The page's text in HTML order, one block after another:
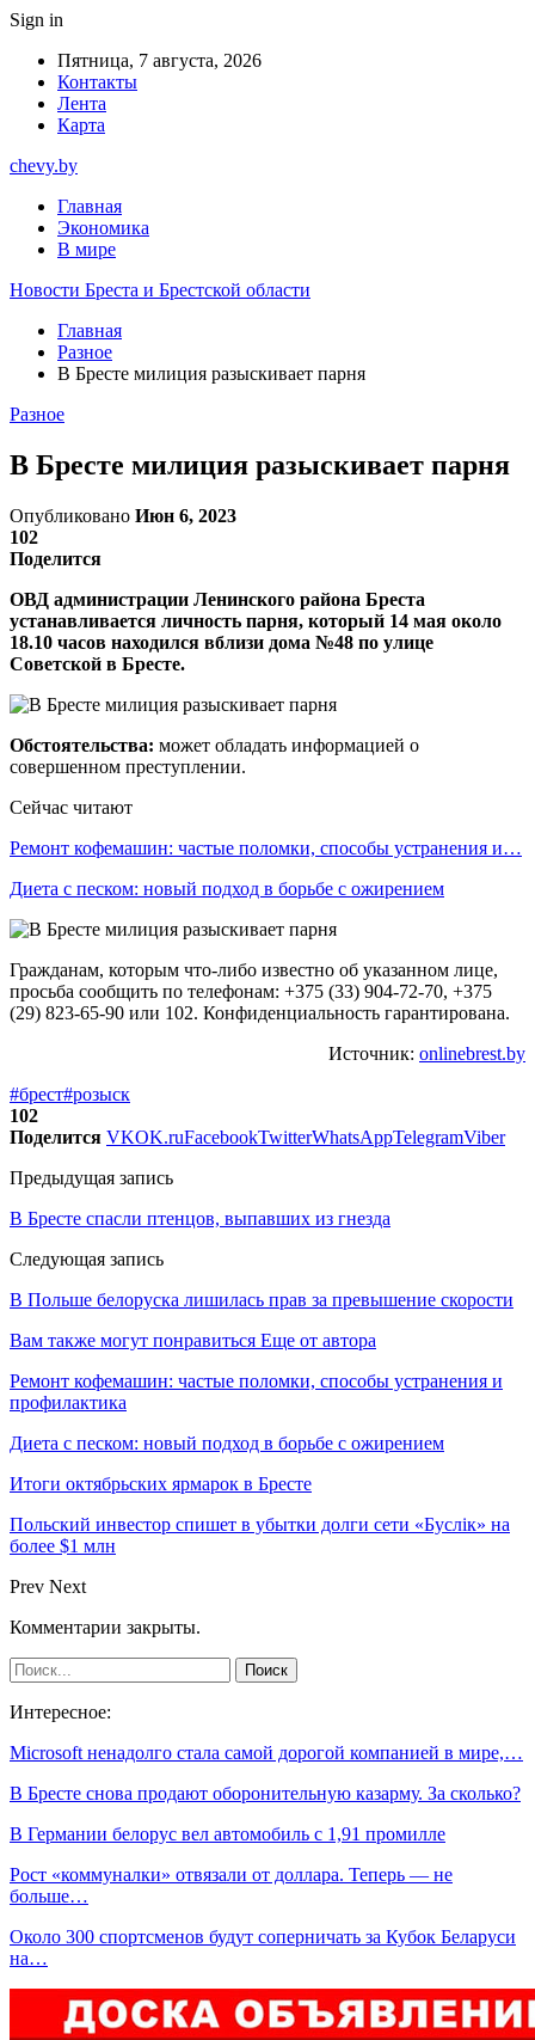
Sign in
Пятница, 7 августа, 2026
Контакты
Лента
Карта
chevy.by
Главная
Экономика
В мире
Новости Бреста и Брестской области
Главная
Разное
В Бресте милиция разыскивает парня
Разное
В Бресте милиция разыскивает парня
Опубликовано Июн 6, 2023
102
Поделится
ОВД администрации Ленинского района Бреста
устанавливается личность парня, который 14 мая около
18.10 часов находился вблизи дома №48 по улице
Советской в Бресте.
Обстоятельства: может обладать информацией о
совершенном преступлении.
Сейчас читают
Ремонт кофемашин: частые поломки, способы устранения и…
Диета с песком: новый подход в борьбе с ожирением
Гражданам, которым что-либо известно об указанном лице,
просьба сообщить по телефонам: +375 (33) 904-72-70, +375
(29) 823-65-90 или 102. Конфиденциальность гарантирована.
Источник: onlinebrest.by
#брест#розыск
102
Поделится VKOK.ruFacebookTwitterWhatsAppTelegramViber
Предыдущая запись
В Бресте спасли птенцов, выпавших из гнезда
Следующая запись
В Польше белоруска лишилась прав за превышение скорости
Вам также могут понравиться Еще от автора
Ремонт кофемашин: частые поломки, способы устранения и
профилактика
Диета с песком: новый подход в борьбе с ожирением
Итоги октябрьских ярмарок в Бресте
Польский инвестор спишет в убытки долги сети «Буслiк» на
более $1 млн
Prev Next
Комментарии закрыты.
Интересное:
Microsoft ненадолго стала самой дорогой компанией в мире,…
В Бресте снова продают оборонительную казарму. За сколько?
В Германии белорус вел автомобиль с 1,91 промилле
Рост «коммуналки» отвязали от доллара. Теперь — не
больше…
Около 300 спортсменов будут соперничать за Кубок Беларуси
на…